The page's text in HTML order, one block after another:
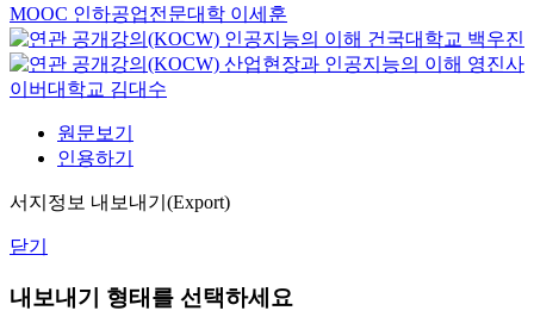
MOOC 인하공업전문대학 이세훈
인공지능의 이해 건국대학교 백우진
산업현장과 인공지능의 이해 영진사
이버대학교 김대수
원문보기
인용하기
서지정보 내보내기(Export)
닫기
내보내기 형태를 선택하세요